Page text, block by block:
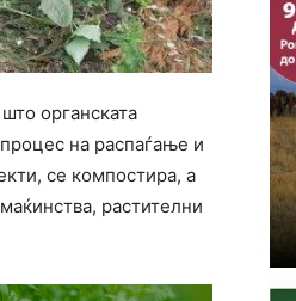
органската
на распаѓање и
се компостира, а
растителни